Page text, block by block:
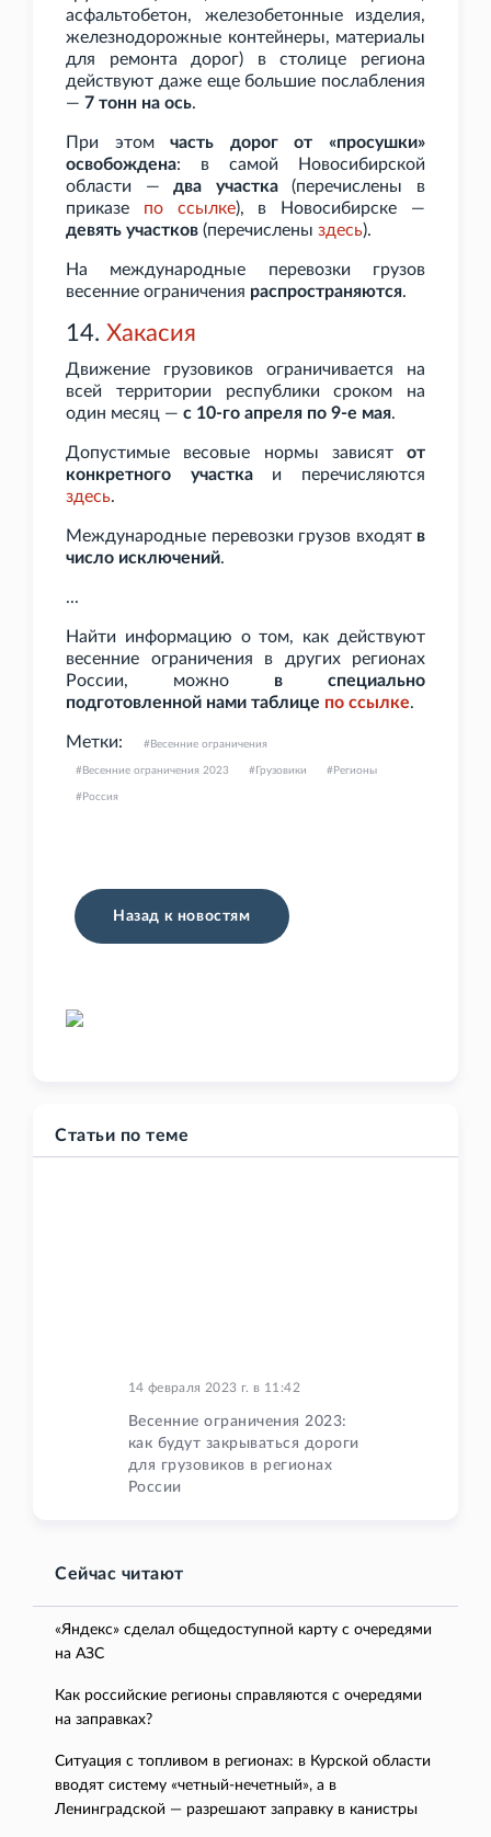
асфальтобетон, железобетонные изделия,
железнодорожные контейнеры, материалы
для ремонта дорог) в столице региона
действуют даже еще большие послабления
— 7 тонн на ось.
При этомчасть дорог от «просушки»
освобождена: в самой Новосибирской
области —два участка(перечислены в
приказе по ссылке), в Новосибирске —
девять участков (перечислены здесь).
На международные перевозки грузов
весенние ограничения распространяются.
14. Хакасия
Движение грузовиков ограничивается на
всей территории республики сроком на
один месяц — с 10-го апреля по 9-е мая.
Допустимые весовые нормы зависят от
конкретного участкаи перечисляются
здесь.
Международные перевозки грузов входят в
число исключений.
...
Найти информацию о том, как действуют
весенние ограничения в других регионах
России, можно в специально
подготовленной нами таблице по ссылке.
Метки: Весенние ограничения
Весенние ограничения 2023 Грузовики Регионы
Россия
Назад к новостям
Статьи по теме
14 февраля 2023 г. в 11:42
Весенние ограничения 2023:
как будут закрываться дороги
для грузовиков в регионах
России
Сейчас читают
«Яндекс» сделал общедоступной карту с очередями
на АЗС
Как российские регионы справляются с очередями
на заправках?
Ситуация с топливом в регионах: в Курской области
вводят систему «четный-нечетный», а в
Ленинградской — разрешают заправку в канистры